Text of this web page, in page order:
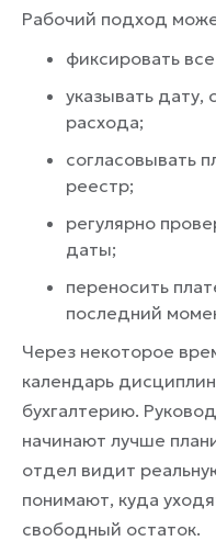
Рабочий подход
фиксировать
указывать дату,
расхода;
согласовывать
реестр;
регулярно
даты;
переносить
последний
Через некоторое
календарь
бухгалтерию.
начинают лучше
отдел видит
понимают, куда
свободный остаток.